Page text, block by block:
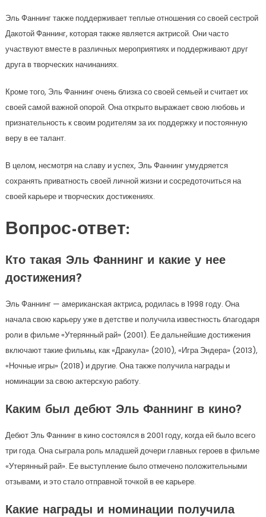
Эль Фаннинг также поддерживает теплые отношения со своей сестрой
Дакотой Фаннинг, которая также является актрисой. Они часто
участвуют вместе в различных мероприятиях и поддерживают друг
друга в творческих начинаниях.
Кроме того, Эль Фаннинг очень близка со своей семьей и считает их
своей самой важной опорой. Она открыто выражает свою любовь и
признательность к своим родителям за их поддержку и постоянную
веру в ее талант.
В целом, несмотря на славу и успех, Эль Фаннинг умудряется
сохранять приватность своей личной жизни и сосредоточиться на
своей карьере и творческих достижениях.
Вопрос-ответ:
Кто такая Эль Фаннинг и какие у нее
достижения?
Эль Фаннинг — американская актриса, родилась в 1998 году. Она
начала свою карьеру уже в детстве и получила известность благодаря
роли в фильме «Утерянный рай» (2001). Ее дальнейшие достижения
включают такие фильмы, как «Дракула» (2010), «Игра Эндера» (2013),
«Ночные игры» (2018) и другие. Она также получила награды и
номинации за свою актерскую работу.
Каким был дебют Эль Фаннинг в кино?
Дебют Эль Фаннинг в кино состоялся в 2001 году, когда ей было всего
три года. Она сыграла роль младшей дочери главных героев в фильме
«Утерянный рай». Ее выступление было отмечено положительными
отзывами, и это стало отправной точкой в ее карьере.
Какие награды и номинации получила